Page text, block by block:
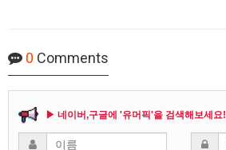
0 Comments
▶ 네이버,구글에 '유머픽'을 검색해보세요!